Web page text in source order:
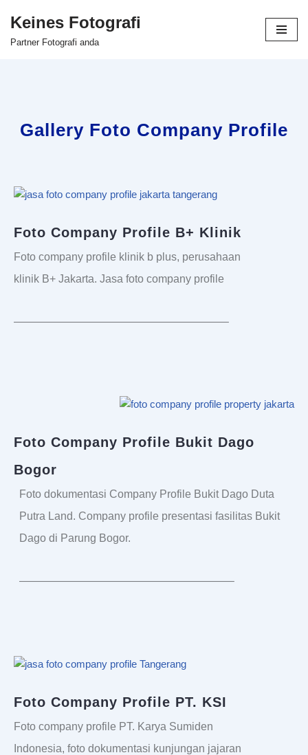
Skip
Keines Fotografi
Partner Fotografi anda
Gallery Foto Company Profile
Foto Company Profile B+ Klinik
Foto company profile klinik b plus, perusahaan
klinik B+ Jakarta. Jasa foto company profile
———————————————————–
Foto Company Profile Bukit Dago
Bogor
Foto dokumentasi Company Profile Bukit Dago Duta
Putra Land. Company profile presentasi fasilitas Bukit
Dago di Parung Bogor.
———————————————————–
Foto Company Profile PT. KSI
Foto company profile PT. Karya Sumiden
Indonesia, foto dokumentasi kunjungan jajaran